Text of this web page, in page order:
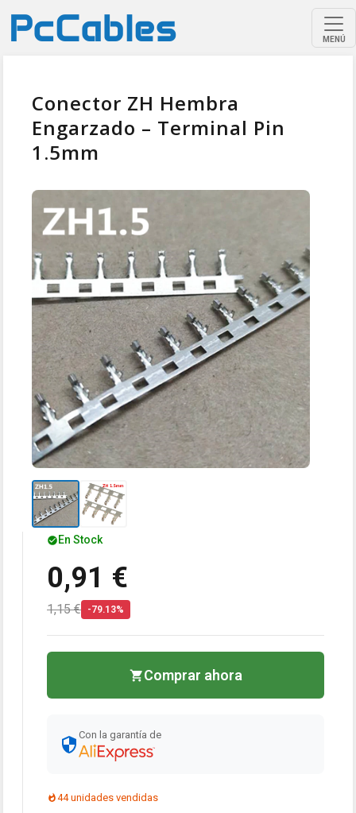
MENÚ
Conector ZH Hembra
Engarzado – Terminal Pin
1.5mm
En Stock
0,91 €
1,15 € -79.13%
Comprar ahora
Con la garantía de
44 unidades vendidas